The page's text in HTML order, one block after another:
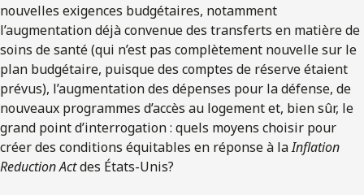
nouvelles exigences budgétaires, notamment
l’augmentation déjà convenue des transferts en matière de
soins de santé (qui n’est pas complètement nouvelle sur le
plan budgétaire, puisque des comptes de réserve étaient
prévus), l’augmentation des dépenses pour la défense, de
nouveaux programmes d’accès au logement et, bien sûr, le
grand point d’interrogation : quels moyens choisir pour
créer des conditions équitables en réponse à laInflation
Reduction Actdes États-Unis?